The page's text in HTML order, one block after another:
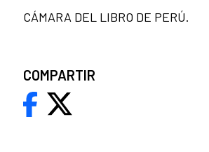
CÁMARA DEL LIBRO DE PERÚ.
COMPARTIR